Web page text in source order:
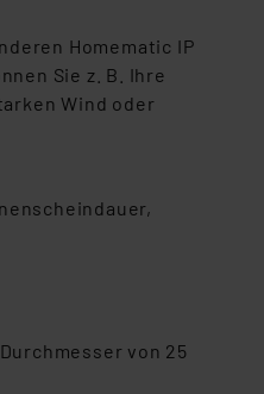
Homematic IP
Sie z. B. Ihre
Wind oder
von 25